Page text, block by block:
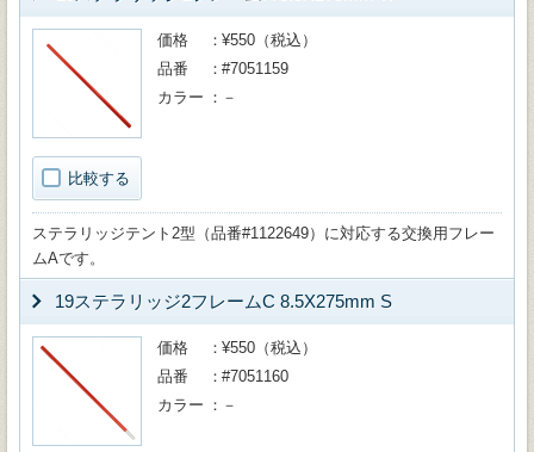
比較する
価格
¥550（税込）
品番
#7051159
カラー
－
ステラリッジテント2型（品番#1122649）に対応する交換用フレー
ムAです。
19ステラリッジ2フレームC 8.5X275mm S
価格
¥550（税込）
品番
#7051160
カラー
－